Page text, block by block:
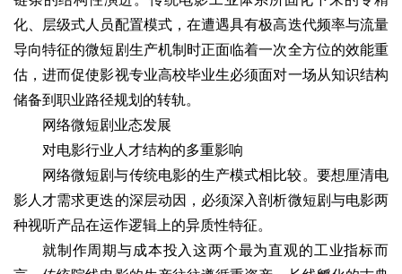
化、层级式人员配置模式，在遭遇具有极高迭代频率与流量
导向特征的微短剧生产机制时正面临着一次全方位的效能重
估，进而促使影视专业高校毕业生必须面对一场从知识结构
储备到职业路径规划的转轨。
网络微短剧业态发展
对电影行业人才结构的多重影响
网络微短剧与传统电影的生产模式相比较。要想厘清电
影人才需求更迭的深层动因，必须深入剖析微短剧与电影两
种视听产品在运作逻辑上的异质性特征。
就制作周期与成本投入这两个最为直观的工业指标而